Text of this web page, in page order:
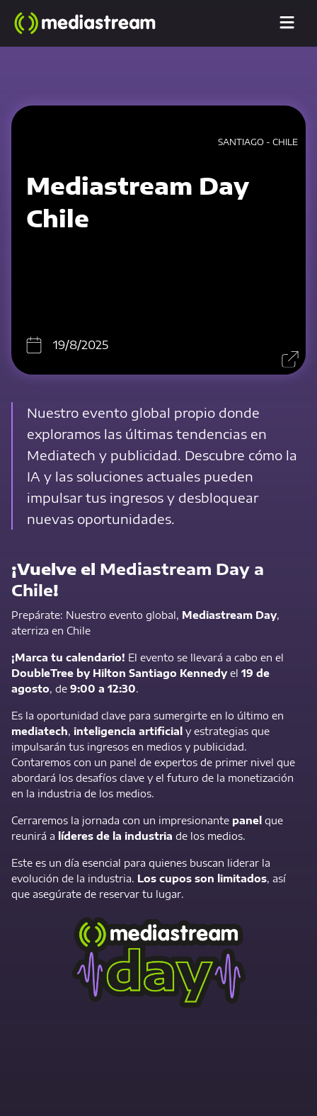
Mediastream Day
Chile
19/8/2025
SANTIAGO - CHILE
Nuestro evento global propio donde
exploramos las últimas tendencias en
Mediatech y publicidad. Descubre cómo la
IA y las soluciones actuales pueden
impulsar tus ingresos y desbloquear
nuevas oportunidades.
¡Vuelve el Mediastream Day a
Chile!
Prepárate: Nuestro evento global, Mediastream Day,
aterriza en Chile
¡Marca tu calendario! El evento se llevará a cabo en el
DoubleTree by Hilton Santiago Kennedyel 19 de
agosto, de 9:00 a 12:30.
Es la oportunidad clave para sumergirte en lo último en
mediatech, inteligencia artificial y estrategias que
impulsarán tus ingresos en medios y publicidad.
Contaremos con un panel de expertos de primer nivel que
abordará los desafíos clave y el futuro de la monetización
en la industria de los medios.
Cerraremos la jornada con un impresionante panel que
reunirá a líderes de la industria de los medios.
Este es un día esencial para quienes buscan liderar la
evolución de la industria. Los cupos son limitados, así
que asegúrate de reservar tu lugar.